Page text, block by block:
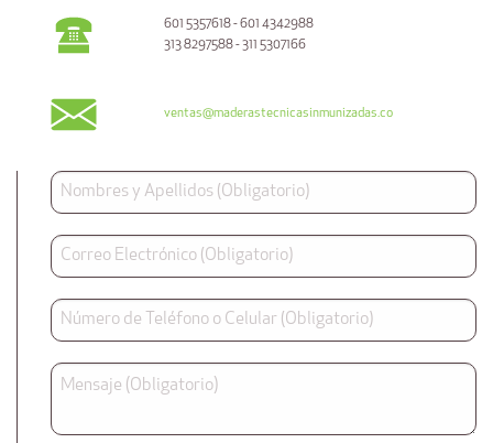
601 5357618 - 601 4342988
313 8297588 - 311 5307166
ventas@maderastecnicasinmunizadas.co